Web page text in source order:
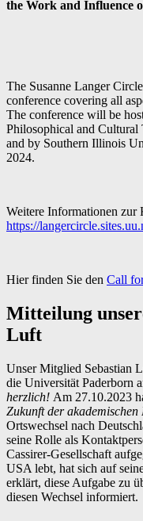
the Work and Influence
The Susanne Langer
conference covering all
The conference will be
Philosophical and
and by Southern Illinois
2024.
Weitere Informationen zur
https://
Hier finden Sie den Call
Mitteilung
Luft
Unser Mitglied Sebastian
die Universität Paderborn
herzlich! Am 27.10.2023
Zukunft der akademischen
Ortswechsel nach
seine Rolle als
Cassirer-Gesellschaft
USA lebt, hat sich auf
erklärt, diese Aufgabe zu
diesen Wechsel informiert.